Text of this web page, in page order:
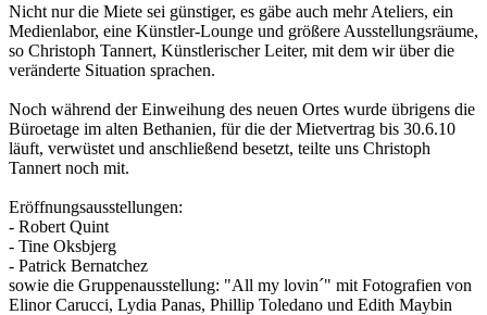
Nicht nur die Miete sei günstiger, es gäbe auch mehr Ateliers, ein
Medienlabor, eine Künstler-Lounge und größere Ausstellungsräume,
so Christoph Tannert, Künstlerischer Leiter, mit dem wir über die
veränderte Situation sprachen.
Noch während der Einweihung des neuen Ortes wurde übrigens die
Büroetage im alten Bethanien, für die der Mietvertrag bis 30.6.10
läuft, verwüstet und anschließend besetzt, teilte uns Christoph
Tannert noch mit.
Eröffnungsausstellungen:
- Robert Quint
- Tine Oksbjerg
- Patrick Bernatchez
sowie die Gruppenausstellung: "All my lovin´" mit Fotografien von
Elinor Carucci, Lydia Panas, Phillip Toledano und Edith Maybin